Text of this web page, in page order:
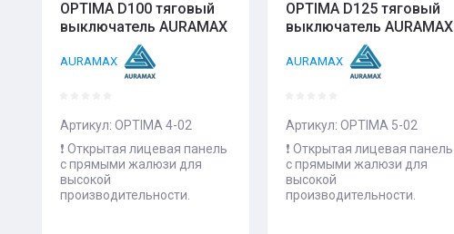
OPTIMA D100 тяговый
выключатель AURAMAX
AURAMAX
Артикул: OPTIMA 4-02
❗️ Открытая лицевая панель
с прямыми жалюзи для
высокой
производительности.
OPTIMA D125 тяговый
выключатель AURAMAX
AURAMAX
Артикул: OPTIMA 5-02
❗️ Открытая лицевая панель
с прямыми жалюзи для
высокой
производительности.